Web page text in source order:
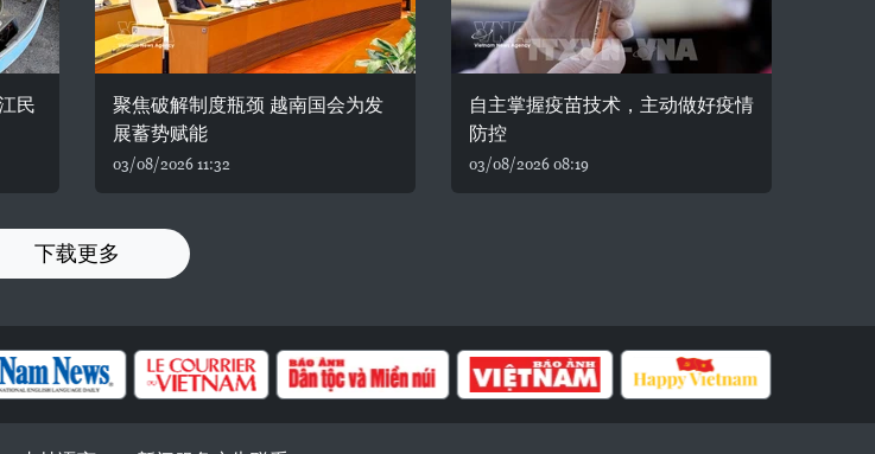
民
聚焦破解制度瓶颈 越南国会为发
展蓄势赋能
03/08/2026 11:32
自主掌握疫苗技术，主动做好疫情
防控
03/08/2026 08:19
下载更多